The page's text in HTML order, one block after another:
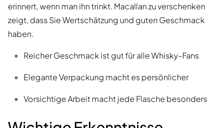
erinnert, wenn man ihn trinkt. Macallan zu verschenken
zeigt, dass Sie Wertschätzung und guten Geschmack
haben.
Reicher Geschmack ist gut für alle Whisky-Fans
Elegante Verpackung macht es persönlicher
Vorsichtige Arbeit macht jede Flasche besonders